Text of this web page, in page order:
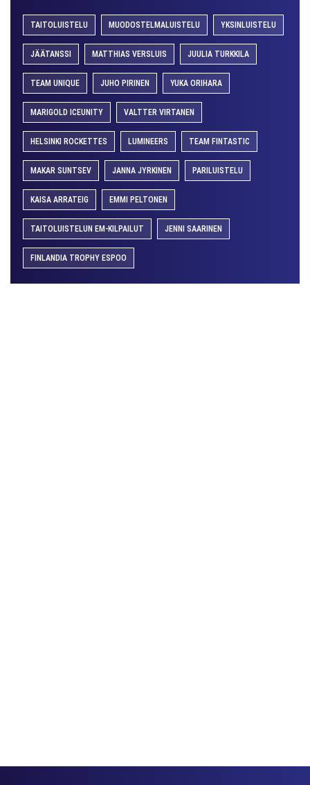
TAITOLUISTELU MUODOSTELMALUISTELU YKSINLUISTELU
JÄÄTANSSI MATTHIAS VERSLUIS JUULIA TURKKILA
TEAM UNIQUE JUHO PIRINEN YUKA ORIHARA
MARIGOLD ICEUNITY VALTTER VIRTANEN
HELSINKI ROCKETTES LUMINEERS TEAM FINTASTIC
MAKAR SUNTSEV JANNA JYRKINEN PARILUISTELU
KAISA ARRATEIG EMMI PELTONEN
TAITOLUISTELUN EM-KILPAILUT JENNI SAARINEN
FINLANDIA TROPHY ESPOO